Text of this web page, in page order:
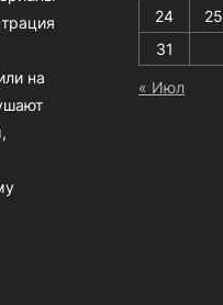
на
24
25
31
« Июл